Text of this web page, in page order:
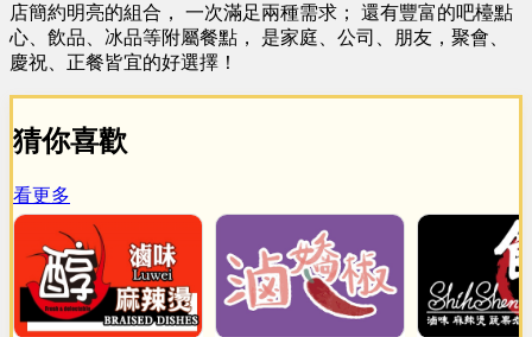
店簡約明亮的組合， 一次滿足兩種需求； 還有豐富的吧檯點
心、飲品、冰品等附屬餐點， 是家庭、公司、朋友，聚會、
慶祝、正餐皆宜的好選擇！
猜你喜歡
看更多